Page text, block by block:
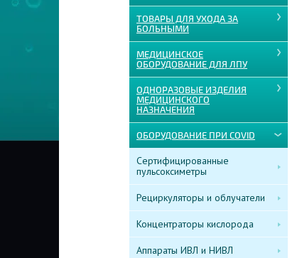
ТОВАРЫ ДЛЯ УХОДА ЗА
БОЛЬНЫМИ
МЕДИЦИНСКОЕ
ОБОРУДОВАНИЕ ДЛЯ ЛПУ
ОДНОРАЗОВЫЕ ИЗДЕЛИЯ
МЕДИЦИНСКОГО
НАЗНАЧЕНИЯ
ОБОРУДОВАНИЕ ПРИ COVID
Сертифицированные
пульсоксиметры
Рециркуляторы и облучатели
Концентраторы кислорода
Аппараты ИВЛ и НИВЛ